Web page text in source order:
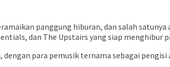
panggung hiburan, dan salah
dan The Upstairs yang siap menghibur
para pemusik ternama sebagai pengisi